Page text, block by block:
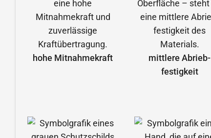
hohe Mitnahmekraft
mittlere Abrieb­
festigkeit